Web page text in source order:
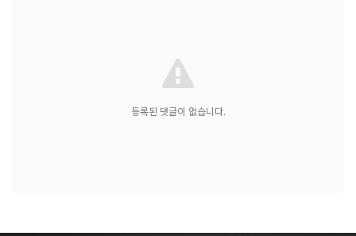
등록된 댓글이 없습니다.